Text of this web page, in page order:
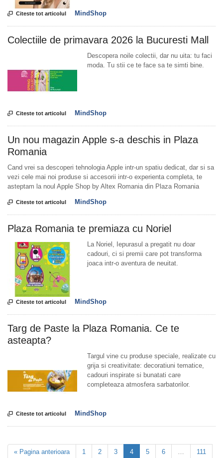
 Citeste tot articolul MindShop
Colectiile de primavara 2026 la Bucuresti Mall
Descopera noile colectii, dar nu uita: tu faci
moda. Tu stii ce te face sa te simti bine.
 Citeste tot articolul MindShop
Un nou magazin Apple s-a deschis in Plaza
Romania
Cand vrei sa descoperi tehnologia Apple intr-un spatiu dedicat, dar si sa
vezi cele mai noi produse si accesorii intr-o experienta completa, te
asteptam la noul Apple Shop by Altex Romania din Plaza Romania
 Citeste tot articolul MindShop
Plaza Romania te premiaza cu Noriel
La Noriel, Iepurasul a pregatit nu doar
cadouri, ci si premii care pot transforma
joaca intr-o aventura de neuitat.
 Citeste tot articolul MindShop
Targ de Paste la Plaza Romania. Ce te
asteapta?
Targul vine cu produse speciale, realizate cu
grija si creativitate: decoratiuni tematice,
cadouri inspirate si bunatati care
completeaza atmosfera sarbatorilor.
 Citeste tot articolul MindShop
« Pagina anterioara 1 2 3 4 5 6 … 111